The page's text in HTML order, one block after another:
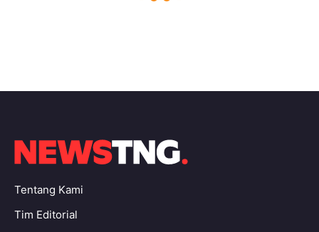
Tentang Kami
Tim Editorial